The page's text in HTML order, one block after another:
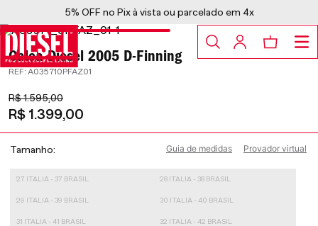
5% OFF no Pix à vista ou parcelado em 4x
Calça Diesel 2005 D-Finning
: A035710PFAZ01
R$1.595,00
R$ 1.399,00
Provador virtual
Guia de medidas
Tamanho
27 ITALIA - 37 BRASIL 28 ITALIA - 38 BRASIL
29 ITALIA - 39 BRASIL 30 ITALIA - 40 BRASIL
31 ITALIA - 41 BRASIL 32 ITALIA - 42 BRASIL